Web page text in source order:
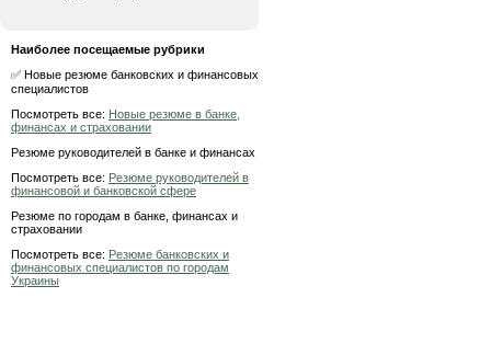
Наиболее посещаемые рубрики
✅ Новые резюме банковских и финансовых
специалистов
Посмотреть все: Новые резюме в банке,
финансах и страховании
Резюме руководителей в банке и финансах
Посмотреть все: Резюме руководителей в
финансовой и банковской сфере
Резюме по городам в банке, финансах и
страховании
Посмотреть все: Резюме банковских и
финансовых специалистов по городам
Украины